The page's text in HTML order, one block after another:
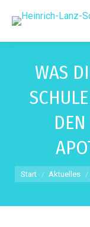
WAS
Sie befinden sich
Start Aktuelles